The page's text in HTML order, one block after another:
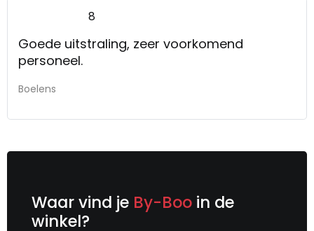
8
Goede uitstraling, zeer voorkomend
personeel.
Boelens
Waar vind je By-Boo in de
winkel?